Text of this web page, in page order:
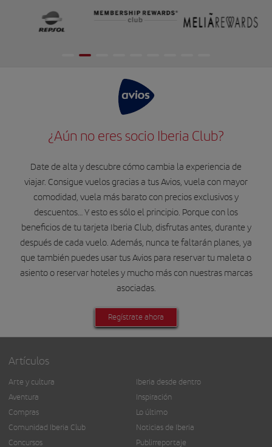
¿Aún no eres socio Iberia Club?
Date de alta y descubre cómo cambia la experiencia de
viajar. Consigue vuelos gracias a tus Avios, vuela con mayor
comodidad, vuela más barato con precios exclusivos y
descuentos… Y esto es sólo el principio. Porque con los
beneficios de tu tarjeta Iberia Club, disfrutas antes, durante y
después de cada vuelo. Además, nunca te faltarán planes, ya
que también puedes usar tus Avios para reservar tu maleta o
asiento o reservar hoteles y mucho más con nuestras marcas
asociadas.
Regístrate ahora
Artículos
Arte y cultura
Aventura
Compras
Comunidad Iberia Club
Concursos
Iberia desde dentro
Inspiración
Lo último
Noticias de Iberia
Publirreportaje